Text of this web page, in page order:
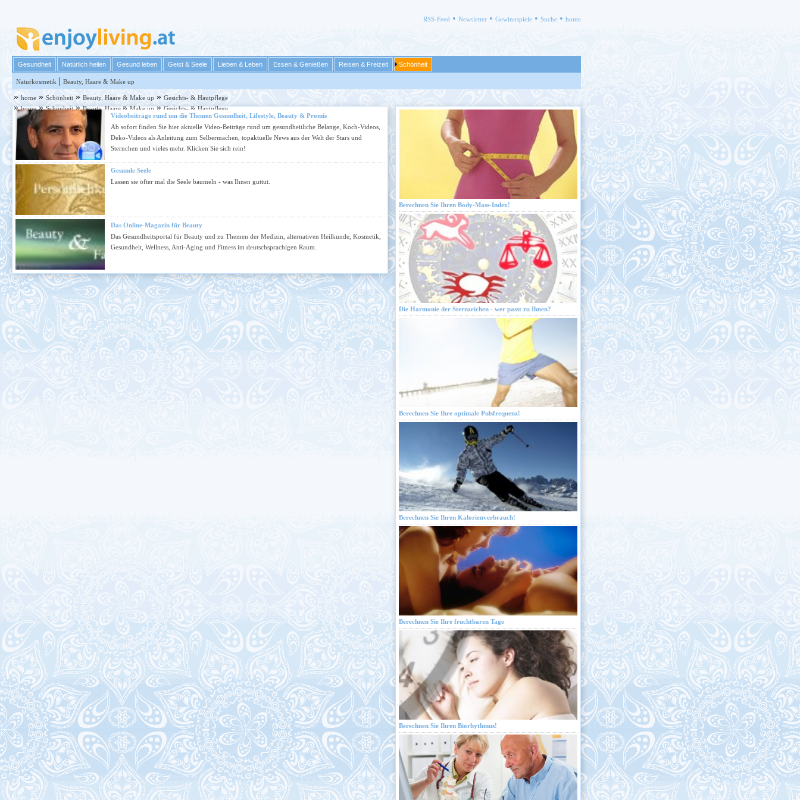
RSS-Feed • Newsletter • Gewinnspiele • Suche • home
Gesundheit Natürlich heilen Gesund leben Geist & Seele Lieben & Leben Essen & Genießen Reisen & Freizeit Schönheit
Naturkosmetik | Beauty, Haare & Make up
» home » Schönheit » Beauty, Haare & Make up » Gesichts- & Hautpflege
»home»Schönheit»Beauty, Haare & Make up»Gesichts- & Hautpflege
Videobeiträge rund um die Themen Gesundheit, Lifestyle, Beauty & Promis
Ab sofort finden Sie hier aktuelle Video-Beiträge rund um gesundheitliche Belange, Koch-Videos,
Deko-Videos als Anleitung zum Selbermachen, topaktuelle News aus der Welt der Stars und
Sternchen und vieles mehr. Klicken Sie sich rein!
Gesunde Seele
Lassen sie öfter mal die Seele baumeln - was Ihnen guttut.
Das Online-Magazin für Beauty
Das Gesundheitsportal für Beauty und zu Themen der Medizin, alternativen Heilkunde, Kosmetik,
Gesundheit, Wellness, Anti-Aging und Fitness im deutschsprachigen Raum.
Berechnen Sie Ihren Body-Mass-Index!
Die Harmonie der Sternzeichen - wer passt zu Ihnen?
Berechnen Sie Ihre optimale Pulsfrequenz!
Berechnen Sie Ihren Kalorienverbrauch!
Berechnen Sie Ihre fruchtbaren Tage
Berechnen Sie Ihren Biorhythmus!